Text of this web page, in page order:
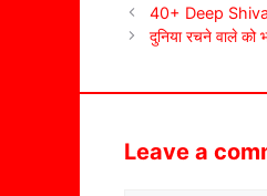
40+ Deep
दुनिया रचने वाले
Leave a